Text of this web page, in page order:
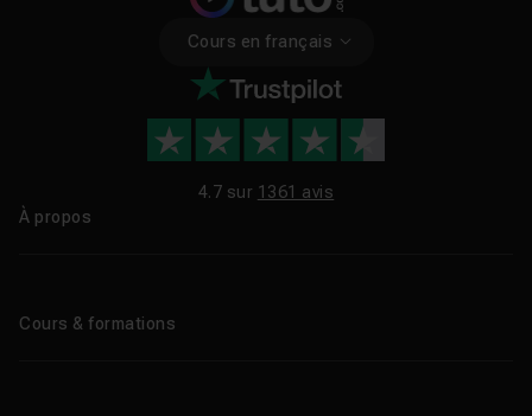
Cours en français
4.7 sur 1361 avis
À propos
Cours & formations